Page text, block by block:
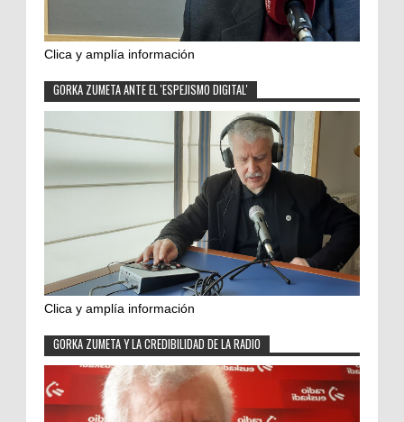
Clica y amplía información
GORKA ZUMETA ANTE EL 'ESPEJISMO DIGITAL'
Clica y amplía información
GORKA ZUMETA Y LA CREDIBILIDAD DE LA RADIO